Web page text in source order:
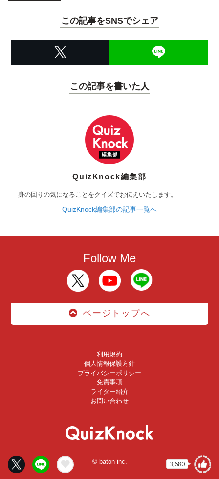
3,680
この記事をSNSでシェア
この記事を書いた人
QuizKnock編集部
身の回りの気になることをクイズでお伝えいたします。
QuizKnock編集部の記事一覧へ
Follow Me
ページトップへ
利用規約
個人情報保護方針
プライバシーポリシー
免責事項
ライター紹介
お問い合わせ
© baton inc.